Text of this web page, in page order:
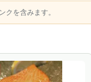
クを含みます。